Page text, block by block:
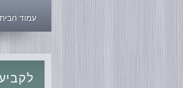
עמוד הבית